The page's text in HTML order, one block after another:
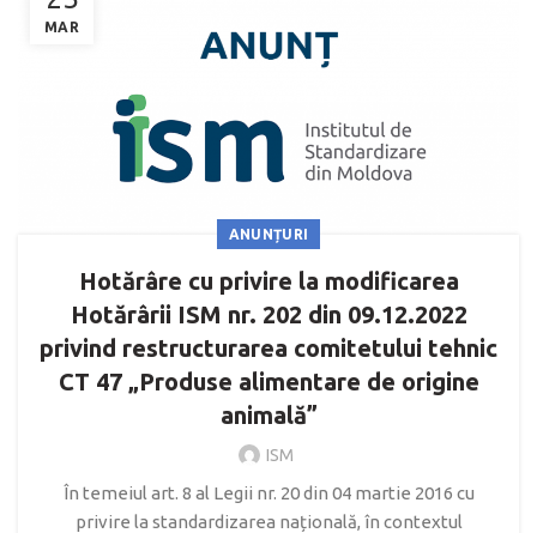
MAR
ANUNȚURI
Hotărâre cu privire la modificarea
Hotărârii ISM nr. 202 din 09.12.2022
privind restructurarea comitetului tehnic
CT 47 „Produse alimentare de origine
animală”
ISM
În temeiul art. 8 al Legii nr. 20 din 04 martie 2016 cu
privire la standardizarea națională, în contextul